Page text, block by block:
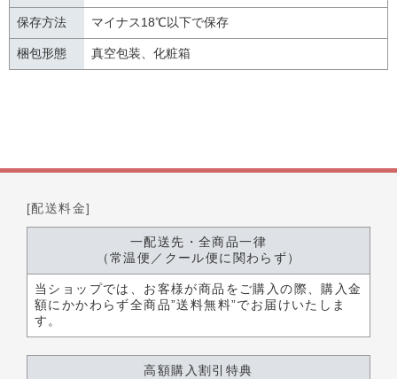
保存方法 マイナス18℃以下で保存
梱包形態 真空包装、化粧箱
[配送料金]
一配送先・全商品一律
（常温便／クール便に関わらず）
当ショップでは、お客様が商品をご購入の際、購入金
額にかかわらず全商品”送料無料”でお届けいたしま
す。
高額購入割引特典